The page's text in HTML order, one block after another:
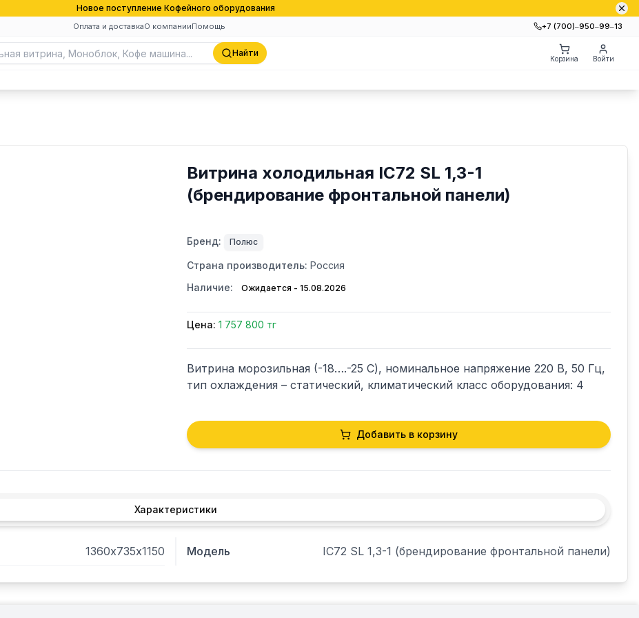
Новое поступление Кофейного оборудования
Оплата и доставкаО компанииПомощь +7 (700)‒950‒99‒13
Найти
Корзина Войти
Витрина холодильная IC72 SL 1,3-1
(брендирование фронтальной панели)
Бренд: Полюс
Страна производитель: Россия
Наличие:
Ожидается - 15.08.2026
Цена: 1 757 800 тг
Витрина морозильная (-18….-25 С), номинальное напряжение 220 В, 50 Гц,
тип охлаждения – статический, климатический класс оборудования: 4
Добавить в корзину
Характеристики
1360х735х1150 Модель IC72 SL 1,3-1 (брендирование фронтальной панели)